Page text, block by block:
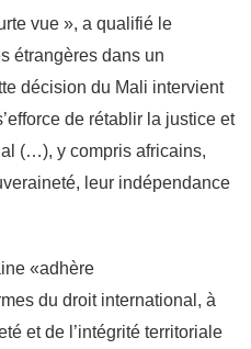
vue », a qualifié le
étrangères dans un
décision du Mali intervient
de rétablir la justice et
(…), y compris africains,
leur indépendance
«adhère
du droit international, à
et de l’intégrité territoriale